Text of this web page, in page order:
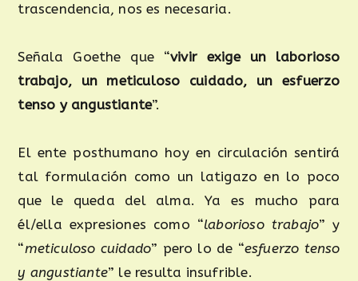
trascendencia, nos es necesaria.
Señala Goethe que “vivir exige un laborioso
trabajo, un meticuloso cuidado, un esfuerzo
tenso y angustiante”.
El ente posthumano hoy en circulación sentirá
tal formulación como un latigazo en lo poco
que le queda del alma. Ya es mucho para
él/ella expresiones como “laborioso trabajo” y
“meticuloso cuidado” pero lo de “esfuerzo tenso
y angustiante” le resulta insufrible.